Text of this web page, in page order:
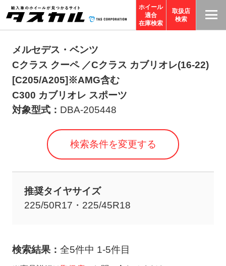
ホイール
適合
在庫検索
取扱店
検索
メルセデス・ベンツ
Cクラス クーペ ／Cクラス カブリオレ(16-22)
[C205/A205]※AMG含む
C300 カブリオレ スポーツ
対象型式： DBA-205448
検索条件を変更する
推奨タイヤサイズ
225/50R17・225/45R18
検索結果： 全5件中 1-5件目
T
C